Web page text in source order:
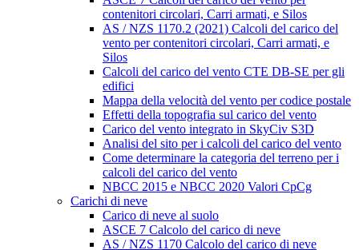
contenitori circolari, Carri armati, e Silos
AS / NZS 1170.2 (2021) Calcoli del carico del
vento per contenitori circolari, Carri armati, e
Silos
Calcoli del carico del vento CTE DB-SE per gli
edifici
Mappa della velocità del vento per codice postale
Effetti della topografia sul carico del vento
Carico del vento integrato in SkyCiv S3D
Analisi del sito per i calcoli del carico del vento
Come determinare la categoria del terreno per i
calcoli del carico del vento
NBCC 2015 e NBCC 2020 Valori CpCg
Carichi di neve
Carico di neve al suolo
ASCE 7 Calcolo del carico di neve
AS / NZS 1170 Calcolo del carico di neve